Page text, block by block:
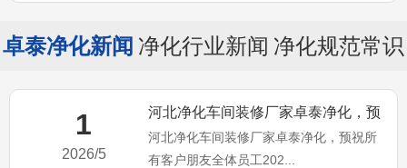
卓泰净化新闻 净化行业新闻 净化规范常识
1
2026/5
河北净化车间装修厂家卓泰净化，预
祝所有客户朋友全体员工20
河北净化车间装修厂家卓泰净化，预祝所
有客户朋友全体员工202...